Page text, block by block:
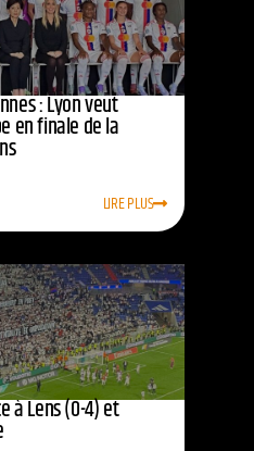
: Lyon veut
en finale de la
LIRE PLUS
à Lens (0-4) et